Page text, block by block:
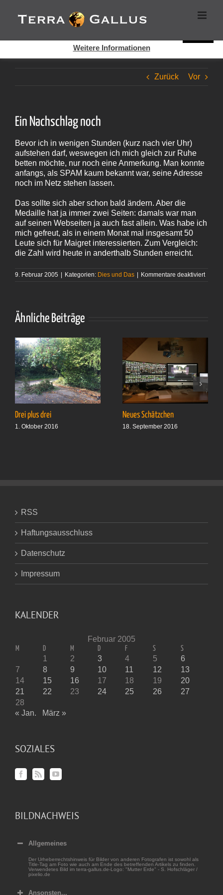
Inhalt
springen
Zurück Vor
Ein Nachschlag noch
Bevor ich in wenigen Stunden (kurz nach vier Uhr)
aufstehen darf, weswegen ich mich gleich zur Ruhe
betten möchte, nur noch eine Anmerkung. Man konnte
anfangs, als SPAM kaum bekannt war, seine Adresse
noch im Netz stehen lassen.
Das sollte sich aber schon bald ändern. Aber die
Medaille hat ja immer zwei Seiten: damals war man
auf seinen Webseiten ja auch fast allein. Was habe ich
mich gefreut, als in einem Monat mal insgesamt 50
Leute sich für Maigret interessierten. Zum Vergleich:
die Zahl wird heute in anderthalb Stunden erreicht.
9. Februar 2005 | Kategorien: Dies und Das | Kommentare deaktiviertfür
Ähnliche Beiträge
Drei plus drei
1. Oktober 2016
Neues Schätzchen
18. September 2016
RSS
Haftungsausschluss
Datenschutz
Impressum
KALENDER
Februar 2005
M D M D F S S
1 2 3 4 5
6
7
8 9 10 11 12
13
14
15 16 17 18 19
20
21
22 23 24 25 26
27
28
« Jan.
März »
SOZIALES
BILDNACHWEIS
Allgemeines
Der Urheberrechtshinweis für Bilder von anderen Fotografen ist sowohl als
Title-Tag am Foto wie auch am Ende des betreffenden Artikels zu finden.
Verwendetes Bild im terra-gallus.de-Logo: "Mutter Erde" - S. Hofschläger /
pixelio.de
Ansonsten...
Cookies helfen auf auf dieser Seite bei der Bereitstellung der
Dienste. Durch die Nutzung dieser Webseite erklären Sie sich
Weitere Informationen